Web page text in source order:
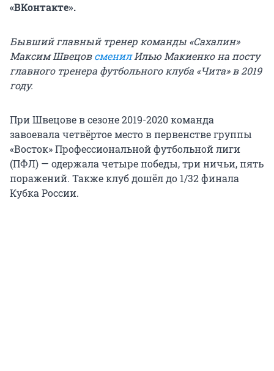
«ВКонтакте».
Бывший главный тренер команды «Сахалин»
Максим ШвецовсменилИлью Макиенко на посту
главного тренера футбольного клуба «Чита» в 2019
году.
При Швецове в сезоне 2019-2020 команда
завоевала четвёртое место в первенстве группы
«Восток» Профессиональной футбольной лиги
(ПФЛ) — одержала четыре победы, три ничьи, пять
поражений. Также клуб дошёл до 1/32 финала
Кубка России.